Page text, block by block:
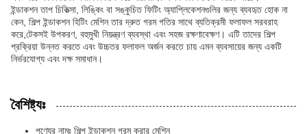
ইন্ডাকশন তাপ চিকিত্সা, লিঙ্কিং বা সঙ্কুচিত ফিটিং অ্যাপ্লিকেশনগুলির জন্য ব্যবহৃত হোক না
কেন, শিল্প ইন্ডাকশন হিটিং মেশিন তার দ্রুত গরম গতির সাথে ব্যতিক্রমী ফলাফল সরবরাহ
করে,টেকসই উপকরণ, বহুমুখী নিয়ন্ত্রণ ব্যবস্থা এবং সহজ রক্ষণাবেক্ষণ। এটি তাদের শিল্প
প্রক্রিয়া উন্নত করতে এবং উচ্চতর ফলাফল অর্জন করতে চায় এমন ব্যবসায়ের জন্য একটি
নির্ভরযোগ্য এবং দক্ষ সমাধান।
বৈশিষ্ট্যঃ
পণ্যের নামঃ শিল্প ইন্ডাকশন গরম করার মেশিন